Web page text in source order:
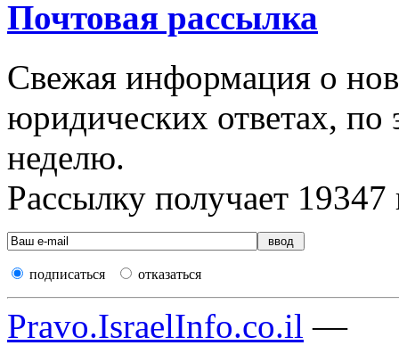
Почтовая рассылка
Свежая информация о
юридических ответах, по
неделю.
Рассылку получает 19347
подписаться отказаться
Pravo.IsraelInfo.co.il —